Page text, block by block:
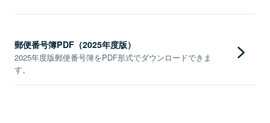
郵便番号簿PDF（2025年度版）
2025年度版郵便番号簿をPDF形式でダウンロードできま
す。